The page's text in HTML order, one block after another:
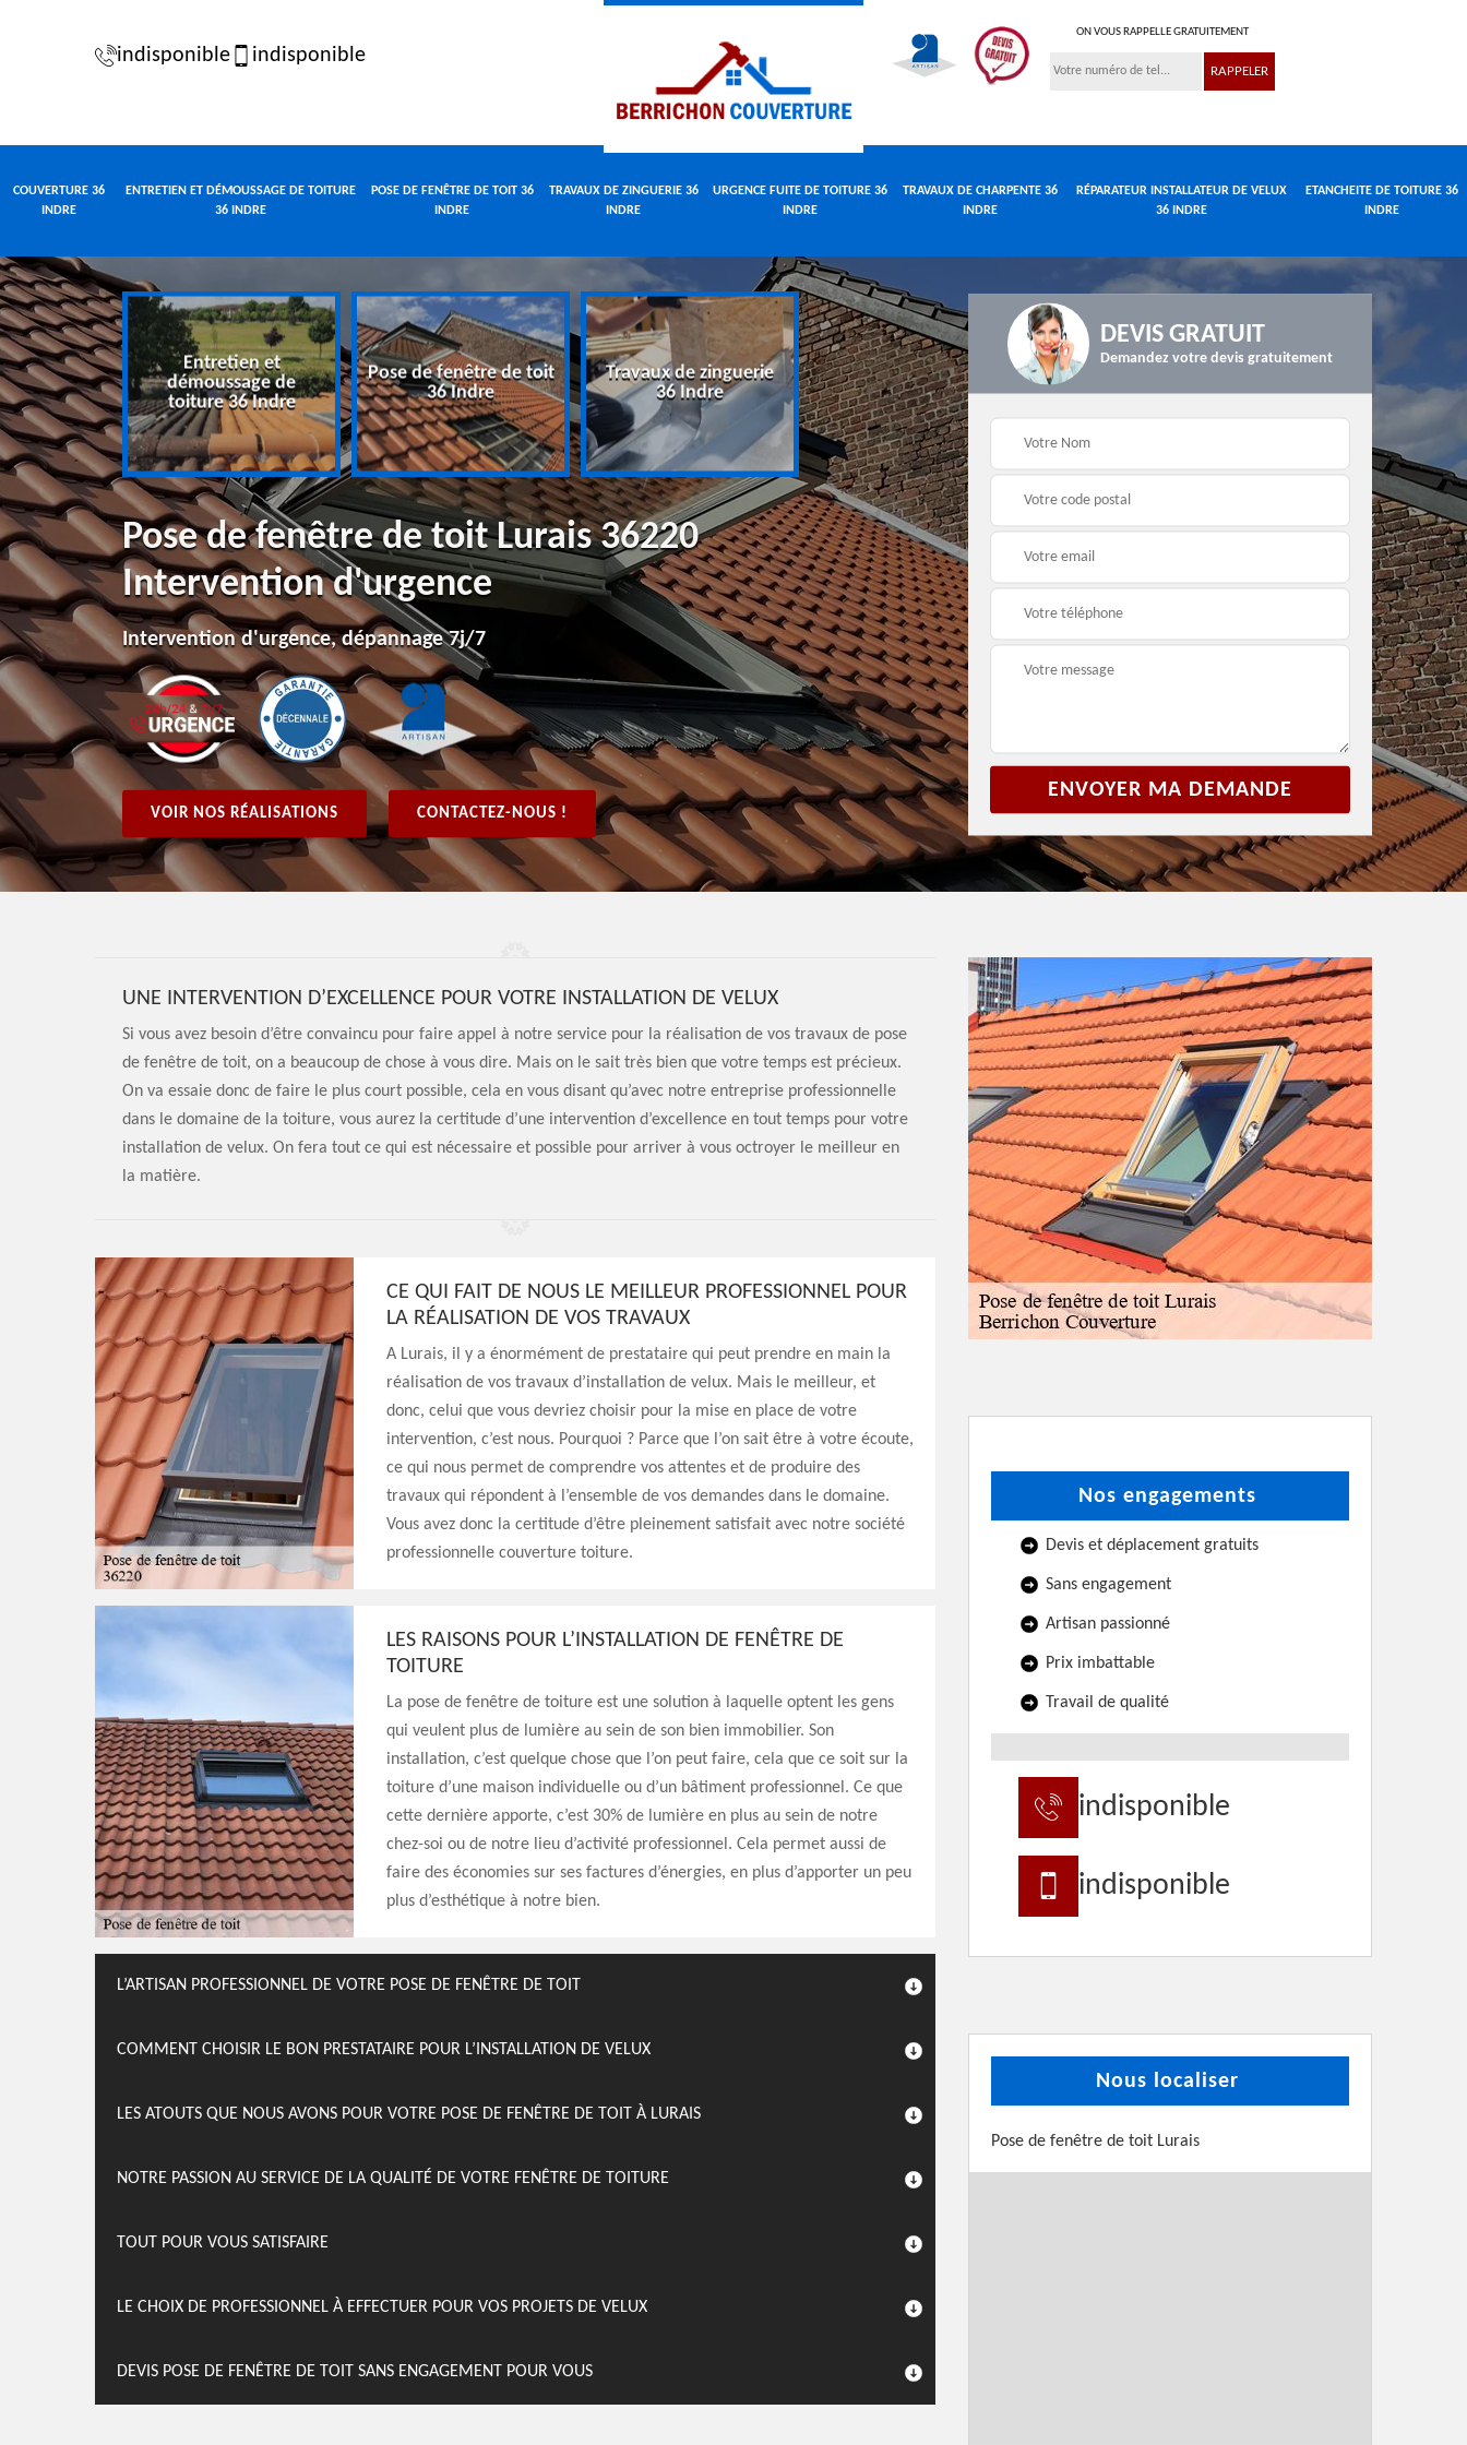
indisponible indisponible
ON VOUS RAPPELLE GRATUITEMENT
COUVERTURE 36
INDRE
ENTRETIEN ET DÉMOUSSAGE DE TOITURE
36 INDRE
POSE DE FENÊTRE DE TOIT 36
INDRE
TRAVAUX DE ZINGUERIE 36
INDRE
URGENCE FUITE DE TOITURE 36
INDRE
TRAVAUX DE CHARPENTE 36
INDRE
RÉPARATEUR INSTALLATEUR DE VELUX
36 INDRE
ETANCHEITE DE TOITURE 36
INDRE
36 Indre
Entretien et
démoussage de
toiture 36 Indre
Pose de fenêtre de toit
36 Indre
Travaux de zinguerie
36 Indre
Urgence fuite de
toiture 36 Indre
Travaux de charpente
36 Indre
Réparateur
installateur de velux
Pose de fenêtre de toit Lurais 36220
Intervention d'urgence
Intervention d'urgence, dépannage 7j/7
VOIR NOS RÉALISATIONS CONTACTEZ-NOUS !
DEVIS GRATUIT
Demandez votre devis gratuitement
UNE INTERVENTION D’EXCELLENCE POUR VOTRE INSTALLATION DE VELUX
Si vous avez besoin d’être convaincu pour faire appel à notre service pour la réalisation de vos travaux de pose
de fenêtre de toit, on a beaucoup de chose à vous dire. Mais on le sait très bien que votre temps est précieux.
On va essaie donc de faire le plus court possible, cela en vous disant qu’avec notre entreprise professionnelle
dans le domaine de la toiture, vous aurez la certitude d’une intervention d’excellence en tout temps pour votre
installation de velux. On fera tout ce qui est nécessaire et possible pour arriver à vous octroyer le meilleur en
la matière.
CE QUI FAIT DE NOUS LE MEILLEUR PROFESSIONNEL POUR
LA RÉALISATION DE VOS TRAVAUX
A Lurais, il y a énormément de prestataire qui peut prendre en main la
réalisation de vos travaux d’installation de velux. Mais le meilleur, et
donc, celui que vous devriez choisir pour la mise en place de votre
intervention, c’est nous. Pourquoi ? Parce que l’on sait être à votre écoute,
ce qui nous permet de comprendre vos attentes et de produire des
travaux qui répondent à l’ensemble de vos demandes dans le domaine.
Vous avez donc la certitude d’être pleinement satisfait avec notre société
professionnelle couverture toiture.
LES RAISONS POUR L’INSTALLATION DE FENÊTRE DE
TOITURE
La pose de fenêtre de toiture est une solution à laquelle optent les gens
qui veulent plus de lumière au sein de son bien immobilier. Son
installation, c’est quelque chose que l’on peut faire, cela que ce soit sur la
toiture d’une maison individuelle ou d’un bâtiment professionnel. Ce que
cette dernière apporte, c’est 30% de lumière en plus au sein de notre
chez-soi ou de notre lieu d’activité professionnel. Cela permet aussi de
faire des économies sur ses factures d’énergies, en plus d’apporter un peu
plus d’esthétique à notre bien.
L’ARTISAN PROFESSIONNEL DE VOTRE POSE DE FENÊTRE DE TOIT
COMMENT CHOISIR LE BON PRESTATAIRE POUR L’INSTALLATION DE VELUX
LES ATOUTS QUE NOUS AVONS POUR VOTRE POSE DE FENÊTRE DE TOIT À LURAIS
NOTRE PASSION AU SERVICE DE LA QUALITÉ DE VOTRE FENÊTRE DE TOITURE
TOUT POUR VOUS SATISFAIRE
LE CHOIX DE PROFESSIONNEL À EFFECTUER POUR VOS PROJETS DE VELUX
DEVIS POSE DE FENÊTRE DE TOIT SANS ENGAGEMENT POUR VOUS
Nos engagements
Devis et déplacement gratuits
Sans engagement
Artisan passionné
Prix imbattable
Travail de qualité
indisponible
indisponible
Nous localiser
Pose de fenêtre de toit Lurais